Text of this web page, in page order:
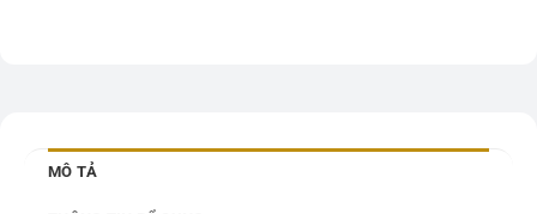
MÔ TẢ